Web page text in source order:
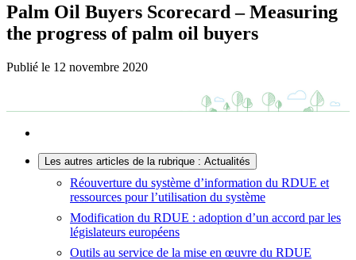
Palm Oil Buyers Scorecard – Measuring
the progress of palm oil buyers
Publié le 12 novembre 2020
Les autres articles de la rubrique : Actualités
Réouverture du système d’information du RDUE et
ressources pour l’utilisation du système
Modification du RDUE : adoption d’un accord par les
législateurs européens
Outils au service de la mise en œuvre du RDUE